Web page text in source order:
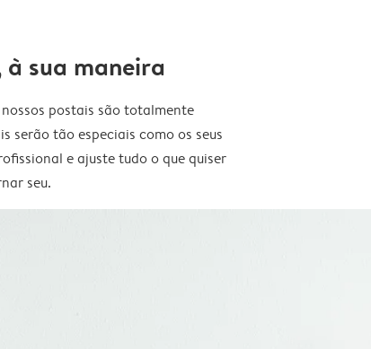
à sua maneira
postais são totalmente
serão tão especiais como os seus
e ajuste tudo o que quiser
seu.